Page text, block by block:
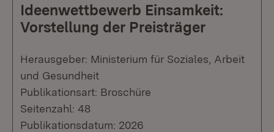
Ideenwettbewerb Einsamkeit:
Vorstellung der Preisträger
Herausgeber: Ministerium für Soziales, Arbeit
und Gesundheit
Publikationsart: Broschüre
Seitenzahl: 48
Publikationsdatum: 2026